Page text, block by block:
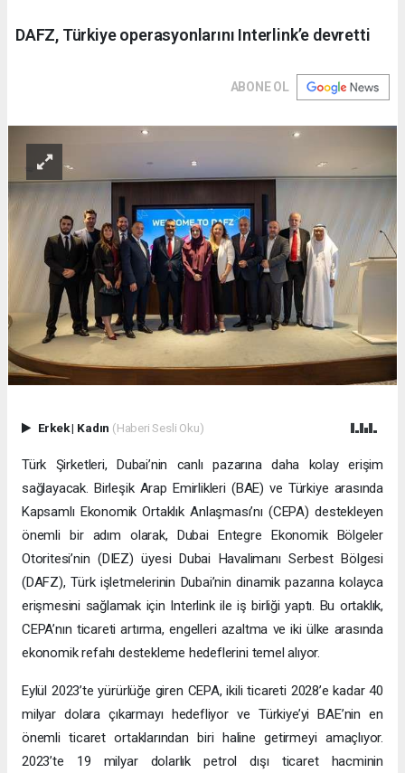
DAFZ, Türkiye operasyonlarını Interlink’e devretti
ABONE OL
Erkek| Kadın (Haberi Sesli Oku)
Türk Şirketleri, Dubai’nin canlı pazarına daha kolay erişim
sağlayacak. Birleşik Arap Emirlikleri (BAE) ve Türkiye arasında
Kapsamlı Ekonomik Ortaklık Anlaşması’nı (CEPA) destekleyen
önemli bir adım olarak, Dubai Entegre Ekonomik Bölgeler
Otoritesi’nin (DIEZ) üyesi Dubai Havalimanı Serbest Bölgesi
(DAFZ), Türk işletmelerinin Dubai’nin dinamik pazarına kolayca
erişmesini sağlamak için Interlink ile iş birliği yaptı. Bu ortaklık,
CEPA’nın ticareti artırma, engelleri azaltma ve iki ülke arasında
ekonomik refahı destekleme hedeflerini temel alıyor.
Eylül 2023’te yürürlüğe giren CEPA, ikili ticareti 2028’e kadar 40
milyar dolara çıkarmayı hedefliyor ve Türkiye’yi BAE’nin en
önemli ticaret ortaklarından biri haline getirmeyi amaçlıyor.
2023’te 19 milyar dolarlık petrol dışı ticaret hacminin